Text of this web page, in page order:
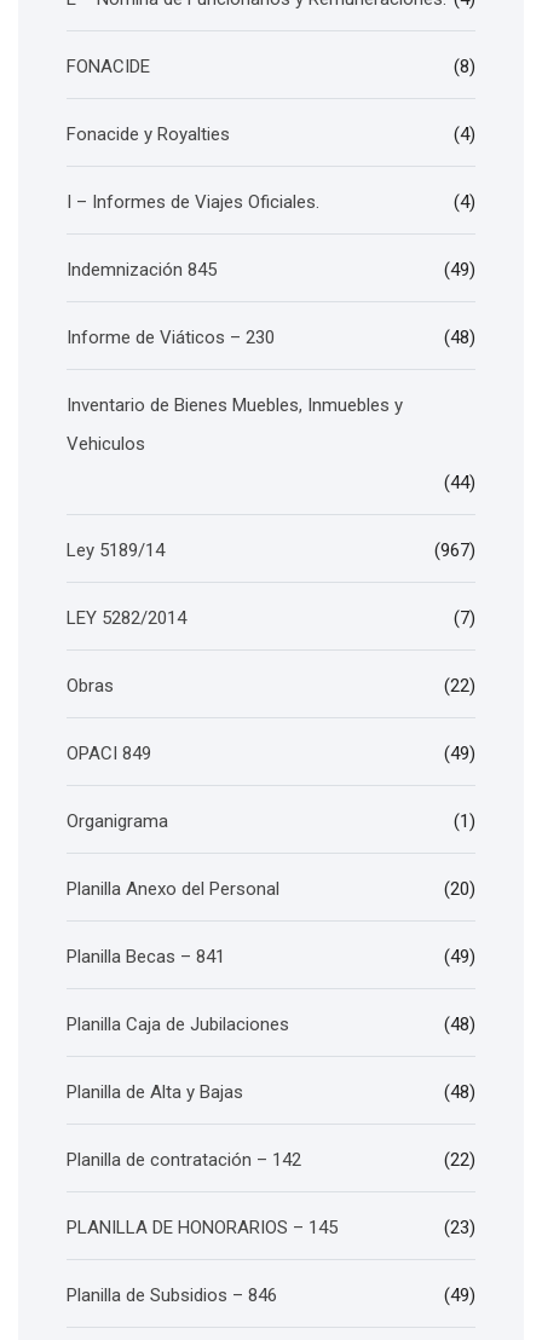
FONACIDE (8)
Fonacide y Royalties (4)
I – Informes de Viajes Oficiales. (4)
Indemnización 845 (49)
Informe de Viáticos – 230 (48)
Inventario de Bienes Muebles, Inmuebles y
Vehiculos
(44)
Ley 5189/14 (967)
LEY 5282/2014 (7)
Obras (22)
OPACI 849 (49)
Organigrama (1)
Planilla Anexo del Personal (20)
Planilla Becas – 841 (49)
Planilla Caja de Jubilaciones (48)
Planilla de Alta y Bajas (48)
Planilla de contratación – 142 (22)
PLANILLA DE HONORARIOS – 145 (23)
Planilla de Subsidios – 846 (49)